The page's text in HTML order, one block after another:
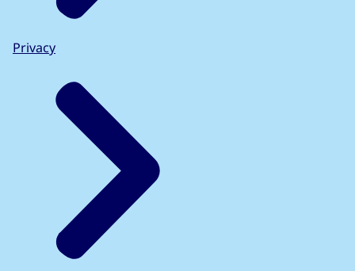
Privacy